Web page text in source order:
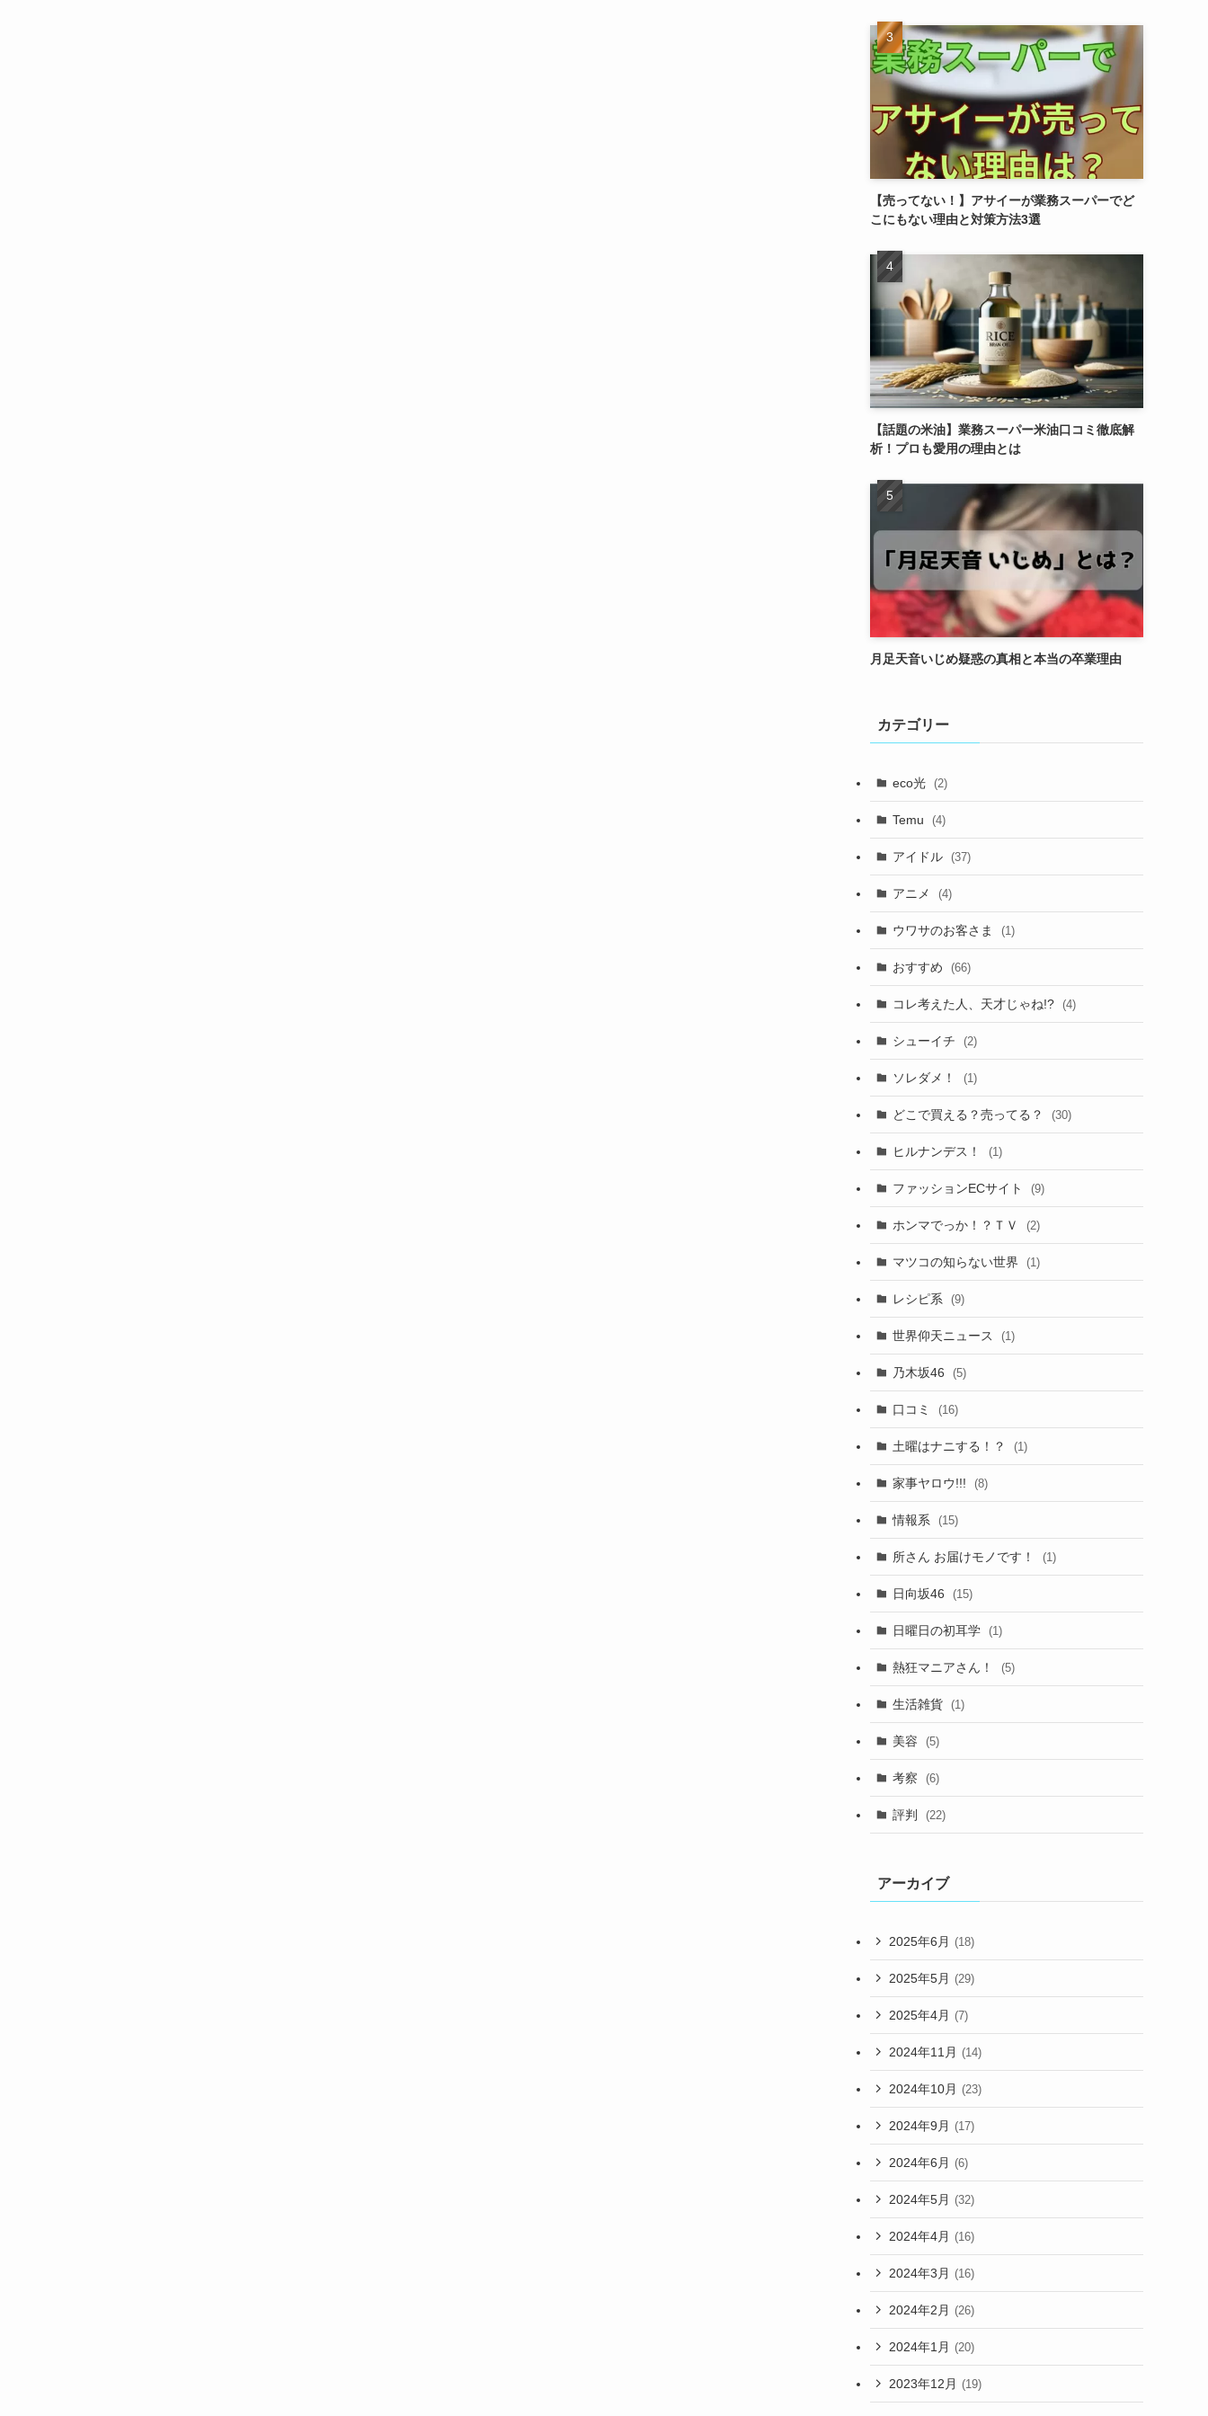
【売ってない！】アサイーが業務スーパーでど
こにもない理由と対策方法3選
【話題の米油】業務スーパー米油口コミ徹底解
析！プロも愛用の理由とは
月足天音いじめ疑惑の真相と本当の卒業理由
カテゴリー
eco光 (2)
Temu (4)
アイドル (37)
アニメ (4)
ウワサのお客さま (1)
おすすめ (66)
コレ考えた人、天才じゃね!? (4)
シューイチ (2)
ソレダメ！ (1)
どこで買える？売ってる？ (30)
ヒルナンデス！ (1)
ファッションECサイト (9)
ホンマでっか！？ＴＶ (2)
マツコの知らない世界 (1)
レシピ系 (9)
世界仰天ニュース (1)
乃木坂46 (5)
口コミ (16)
土曜はナニする！？ (1)
家事ヤロウ!!! (8)
情報系 (15)
所さん お届けモノです！ (1)
日向坂46 (15)
日曜日の初耳学 (1)
熱狂マニアさん！ (5)
生活雑貨 (1)
美容 (5)
考察 (6)
評判 (22)
アーカイブ
2025年6月 (18)
2025年5月 (29)
2025年4月 (7)
2024年11月 (14)
2024年10月 (23)
2024年9月 (17)
2024年6月 (6)
2024年5月 (32)
2024年4月 (16)
2024年3月 (16)
2024年2月 (26)
2024年1月 (20)
2023年12月 (19)